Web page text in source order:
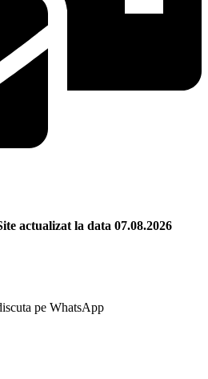
actualizat la data 07.08.2026
pe WhatsApp